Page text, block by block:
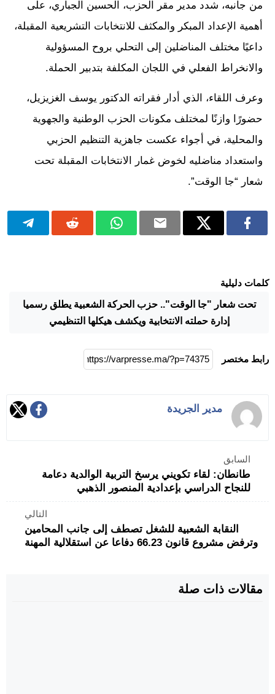
من جانبه، شدد مدير مقر الحزب، الحسين الجباري، على
أهمية الإعداد المبكر والمكثف للانتخابات التشريعية المقبلة،
داعيًا مختلف المناضلين إلى التحلي بروح المسؤولية
والانخراط الفعلي في اللجان المكلفة بتدبير الحملة.
وعرف اللقاء، الذي أدار فقراته الدكتور يوسف الغزيزيل،
حضورًا وازنًا لمختلف مكونات الحزب الوطنية والجهوية
والمحلية، في أجواء عكست جاهزية التنظيم الحزبي
واستعداد مناضليه لخوض غمار الانتخابات المقبلة تحت
شعار “جا الوقت”.
كلمات دليلية
تحت شعار "جا الوقت".. حزب الحركة الشعبية يطلق رسميا
إدارة حملته الانتخابية ويكشف هيكلها التنظيمي
رابط مختصر
مدير الجريدة
السابق
طانطان: لقاء تكويني يرسخ التربية الوالدية دعامة
للنجاح الدراسي بإعدادية المنصور الذهبي
التالي
النقابة الشعبية للشغل تصطف إلى جانب المحامين
وترفض مشروع قانون 66.23 دفاعا عن استقلالية المهنة
مقالات ذات صلة